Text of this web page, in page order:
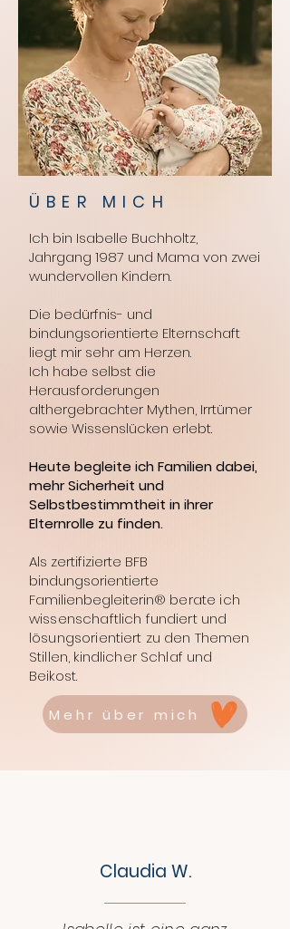
ÜBER MICH
Ich bin Isabelle Buchholtz,
Jahrgang 1987 und Mama von zwei
wundervollen Kindern.
Die bedürfnis- und
bindungsorientierte Elternschaft
liegt mir sehr am Herzen.
Ich habe selbst die
Herausforderungen
althergebrachter Mythen, Irrtümer
sowie Wissenslücken erlebt.
Heute begleite ich Familien dabei,
mehr Sicherheit und
Selbstbestimmtheit in ihrer
Elternrolle zu finden.
Als zertifizierte BFB
bindungsorientierte
Familienbegleiterin® berate ich
wissenschaftlich fundiert und
lösungsorientiert zu den Themen
Stillen, kindlicher Schlaf und
Beikost.
Mehr über mich
Claudia W.